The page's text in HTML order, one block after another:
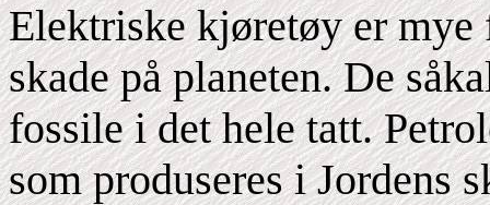
Elektriske kjøretøy er mye
skade på planeten. De
fossile i det hele tatt.
som produseres i Jordens